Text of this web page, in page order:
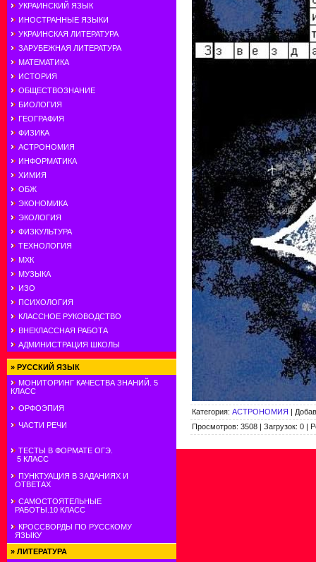
УКРАИНСКИЙ ЯЗЫК
ИНОСТРАННЫЕ ЯЗЫКИ
УКРАИНСКАЯ ЛИТЕРАТУРА
ЗАРУБЕЖНАЯ ЛИТЕРАТУРА
МАТЕМАТИКА
ИСТОРИЯ
ОБЩЕСТВОЗНАНИЕ
БИОЛОГИЯ
ГЕОГРАФИЯ
ФИЗИКА
АСТРОНОМИЯ
ИНФОРМАТИКА
ХИМИЯ
ОБЖ
ЭКОНОМИКА
ЭКОЛОГИЯ
ФИЗКУЛЬТУРА
ТЕХНОЛОГИЯ
МХК
МУЗЫКА
ИЗО
ПСИХОЛОГИЯ
КЛАССНОЕ РУКОВОДСТВО
ВНЕКЛАССНАЯ РАБОТА
АДМИНИСТРАЦИЯ ШКОЛЫ
» РУССКИЙ ЯЗЫК
МОНИТОРИНГ КАЧЕСТВА ЗНАНИЙ. 5
КЛАСС
ОРФОЭПИЯ
ЧАСТИ РЕЧИ
ТЕСТЫ В ФОРМАТЕ ОГЭ.
5 КЛАСС
ПУНКТУАЦИЯ В ЗАДАНИЯХ И
ОТВЕТАХ
САМОСТОЯТЕЛЬНЫЕ
РАБОТЫ.10 КЛАСС
КРОССВОРДЫ ПО РУССКОМУ
ЯЗЫКУ
» ЛИТЕРАТУРА
Категория: АСТРОНОМИЯ |
Просмотров: 3508 | Загрузок: 0 |